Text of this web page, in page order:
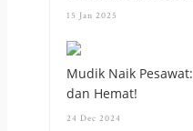
15 Jan 2025
Mudik Naik
dan Hemat!
24 Dec 2024